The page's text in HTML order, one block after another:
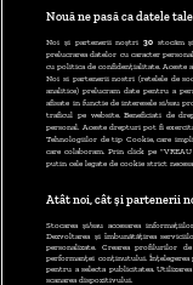
Nouă ne pasă ca datele
Noi și partenerii noștri 30stocăm
prelucrarea datelor cu caracter
cu politica de confidențialitate.
Noi si partenerii nostri (retelele de
analitice) prelucram date pentru a
afisate in functie de interesele si/sau
traficul pe website. Beneficiati de
personal. Aceste drepturi pot fi
Tehnologiilor de tip Cookie, care
care colaboram. Prin click pe
putin cele legate de cookie strict
Atât noi, cât și partenerii
Stocarea și/sau accesarea
Dezvoltarea și îmbunătățirea
personalizate. Crearea profilurilor
performanței conținutului.
pentru a selecta publicitatea.
scanarea dispozitivului.